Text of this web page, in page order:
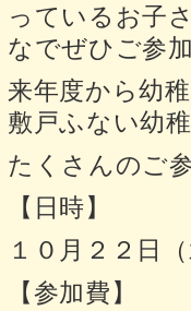
っているお子
なでぜひご参
来年度から幼
敷戸ふない幼
たくさんのご
【日時】
１０月２２日
【参加費】